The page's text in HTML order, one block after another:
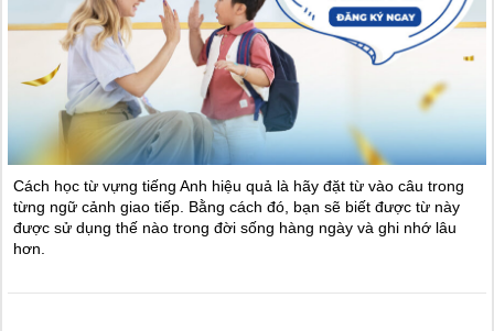
Cách học từ vựng tiếng Anh hiệu quả là hãy đặt từ vào câu trong
từng ngữ cảnh giao tiếp. Bằng cách đó, bạn sẽ biết được từ này
được sử dụng thế nào trong đời sống hàng ngày và ghi nhớ lâu
hơn.